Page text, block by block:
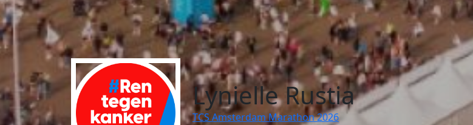
Lynielle Rustia
TCS Amsterdam Marathon 2026